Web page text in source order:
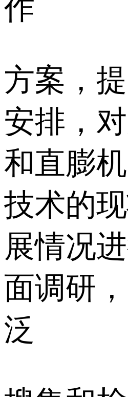
作
方案，
安排，
和直膨
技术的
展情况
面调研
泛